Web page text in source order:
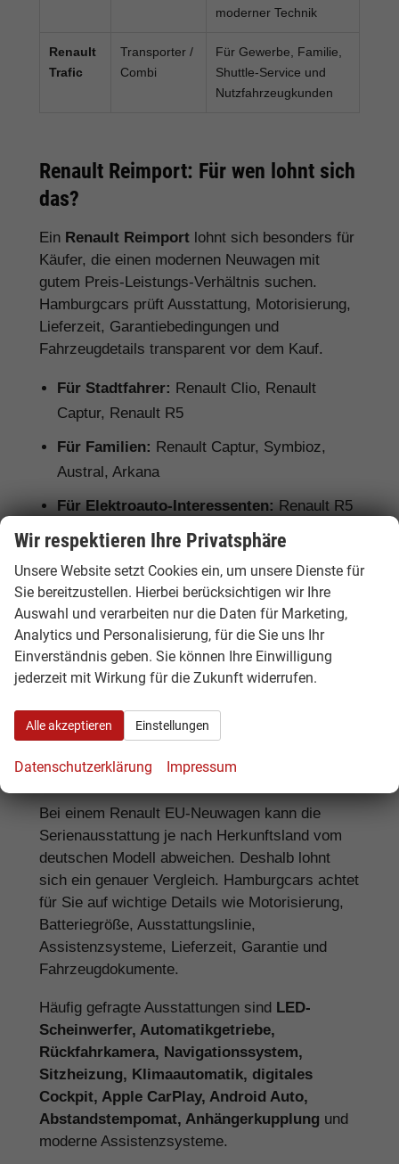
moderner Technik
Renault
Trafic
Transporter /
Combi
Für Gewerbe, Familie,
Shuttle-Service und
Nutzfahrzeugkunden
Renault Reimport: Für wen lohnt sich
das?
Ein Renault Reimport lohnt sich besonders für
Käufer, die einen modernen Neuwagen mit
gutem Preis-Leistungs-Verhältnis suchen.
Hamburgcars prüft Ausstattung, Motorisierung,
Lieferzeit, Garantiebedingungen und
Fahrzeugdetails transparent vor dem Kauf.
Für Stadtfahrer: Renault Clio, Renault
Captur, Renault R5
Für Familien: Renault Captur, Symbioz,
Austral, Arkana
Für Elektroauto-Interessenten: Renault R5
und Renault Mégane E-TECH
Für Hybrid-Fahrer:Renault Clio E-Tech,
Captur E-Tech, Symbioz, Austral und Arkana
Für Gewerbekunden:Renault Trafic als
Kastenwagen oder Combi
Ausstattung, Lieferzeit und
Unterschiede bei Renault EU-
Neuwagen
Bei einem Renault EU-Neuwagen kann die
Serienausstattung je nach Herkunftsland vom
deutschen Modell abweichen. Deshalb lohnt
sich ein genauer Vergleich. Hamburgcars achtet
für Sie auf wichtige Details wie Motorisierung,
Batteriegröße, Ausstattungslinie,
Assistenzsysteme, Lieferzeit, Garantie und
Fahrzeugdokumente.
Häufig gefragte Ausstattungen sind LED-
Scheinwerfer, Automatikgetriebe,
Rückfahrkamera, Navigationssystem,
Sitzheizung, Klimaautomatik, digitales
Cockpit, Apple CarPlay, Android Auto,
Abstandstempomat, Anhängerkupplung und
moderne Assistenzsysteme.
Wir respektieren Ihre Privatsphäre
Unsere Website setzt Cookies ein, um unsere Dienste für
Sie bereitzustellen. Hierbei berücksichtigen wir Ihre
Auswahl und verarbeiten nur die Daten für Marketing,
Analytics und Personalisierung, für die Sie uns Ihr
Einverständnis geben. Sie können Ihre Einwilligung
jederzeit mit Wirkung für die Zukunft widerrufen.
Alle akzeptieren Einstellungen
Datenschutzerklärung Impressum